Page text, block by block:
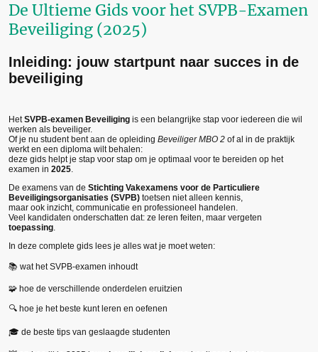
De Ultieme Gids voor het SVPB-Examen
Beveiliging (2025)
Inleiding: jouw startpunt naar succes in de
beveiliging
HetSVPB-examen Beveiliging is een belangrijke stap voor iedereen die wil
werken als beveiliger.
Of je nu student bent aan de opleiding Beveiliger MBO 2 of al in de praktijk
werkt en een diploma wilt behalen:
deze gids helpt je stap voor stap om je optimaal voor te bereiden op het
examen in 2025.
De examens van de Stichting Vakexamens voor de Particuliere
Beveiligingsorganisaties (SVPB) toetsen niet alleen kennis,
maar ook inzicht, communicatie en professioneel handelen.
Veel kandidaten onderschatten dat: ze leren feiten, maar vergeten
toepassing.
In deze complete gids lees je alles wat je moet weten:
📚 wat het SVPB-examen inhoudt
🧩 hoe de verschillende onderdelen eruitzien
🔍 hoe je het beste kunt leren en oefenen
🎓 de beste tips van geslaagde studenten